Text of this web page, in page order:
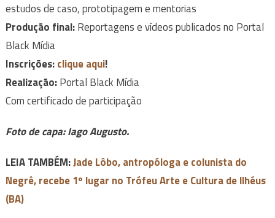
estudos de caso, prototipagem e mentorias
Produção final:Reportagens e vídeos publicados no Portal
Black Mídia
Inscrições:clique aqui!
Realização:Portal Black Mídia
Com certificado de participação
Foto de capa: Iago Augusto.
LEIA TAMBÉM:Jade Lôbo, antropóloga e colunista do
Negrê, recebe 1º lugar no Trófeu Arte e Cultura de llhéus
(BA)